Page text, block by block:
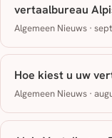
vertaalbureau
Algemeen Nieuws ·
Hoe kiest u uw
Algemeen Nieuws ·